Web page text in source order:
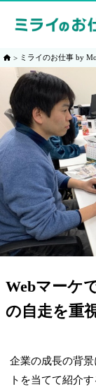
ミライのお仕事 by
Webマーケ
の自走を重
企業の成長の背
トを当てて紹介